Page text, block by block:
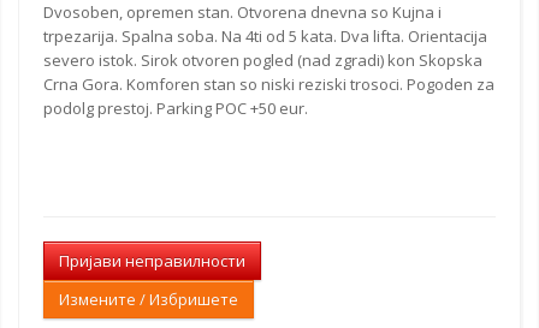
Dvosoben, opremen stan. Otvorena dnevna so Kujna i
trpezarija. Spalna soba. Na 4ti od 5 kata. Dva lifta. Orientacija
severo istok. Sirok otvoren pogled (nad zgradi) kon Skopska
Crna Gora. Komforen stan so niski reziski trosoci. Pogoden za
podolg prestoj. Parking POC +50 eur.
Пријави неправилности
Измените / Избришете